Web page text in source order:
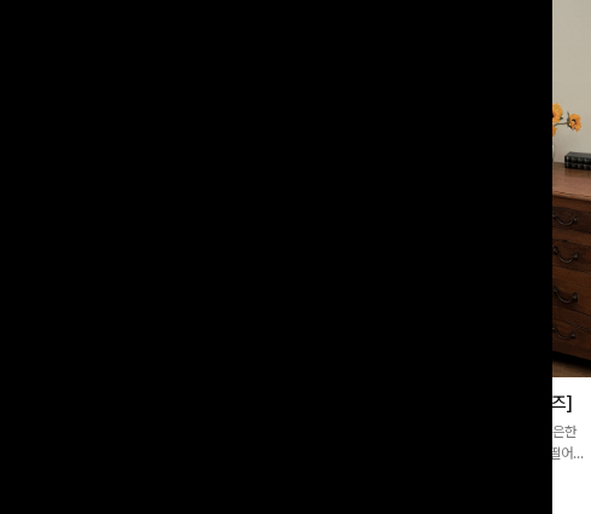
쿨링버튼 8부와이드팬츠[FREE,L사이즈]
[바스락소재💙/8부기장]사이드 버튼 디테일이 은은한
포인트가 되어주는 와이드 팬츠입니다. 여유롭게 떨어지